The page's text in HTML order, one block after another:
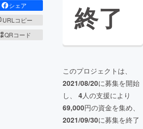
シェア
URLコピー
QRコード
終了
このプロジェクトは、
2021/08/20に募集を開始
し、 4人の支援により
69,000円の資金を集め、
2021/09/30に募集を終了